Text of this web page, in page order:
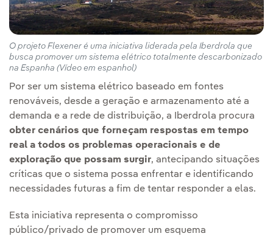
O projeto Flexener é uma iniciativa liderada pela Iberdrola que
busca promover um sistema elétrico totalmente descarbonizado
na Espanha (Vídeo em espanhol)
Por ser um sistema elétrico baseado em fontes
renováveis, desde a geração e armazenamento até a
demanda e a rede de distribuição, a Iberdrola procura
obter cenários que forneçam respostas em tempo
real a todos os problemas operacionais e de
exploração que possam surgir, antecipando situações
críticas que o sistema possa enfrentar e identificando
necessidades futuras a fim de tentar responder a elas.
Esta iniciativa representa o compromisso
público/privado de promover um esquema